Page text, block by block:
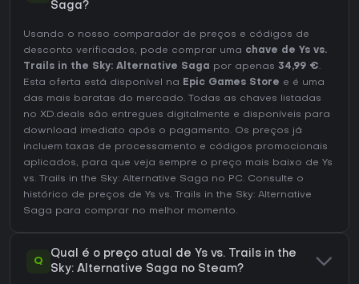
Saga?
Usando o nosso comparador de preços e códigos de
desconto verificados, pode comprar uma chave de Ys vs.
Trails in the Sky: Alternative Saga
por apenas 34,99 €.
Esta oferta está disponível na Epic Games Store e é uma
das mais baratas do mercado. Todas as chaves listadas
no XD.deals são entregues digitalmente e disponíveis para
download imediato após o pagamento. Os preços já
incluem taxas de processamento e códigos promocionais
aplicados, para que veja sempre o preço mais baixo de Ys
vs. Trails in the Sky: Alternative Saga no PC. Consulte o
histórico de preços de Ys vs. Trails in the Sky: Alternative
Saga para comprar no melhor momento.
Q
Qual é o preço atual de Ys vs. Trails in the
Sky: Alternative Saga no Steam?